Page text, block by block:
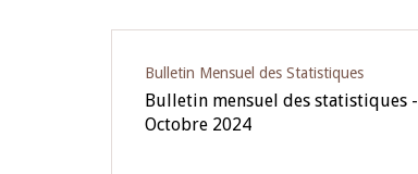
Bulletin Mensuel des Statistiques
Bulletin mensuel des statistiques -
Octobre 2024